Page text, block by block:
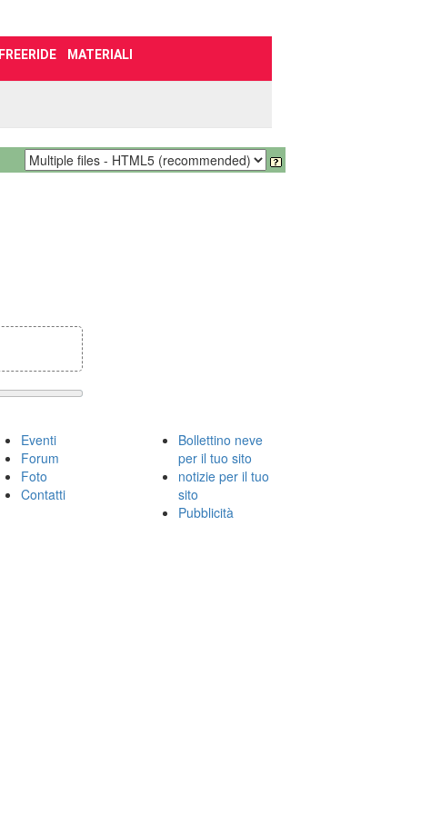
FREERIDE MATERIALI
Eventi
Forum
Foto
Contatti
Bollettino neve
per il tuo sito
notizie per il tuo
sito
Pubblicità